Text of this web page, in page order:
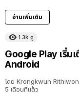
อ่านเพิ่มเติม
1.3k ดู
Google Play เริ่ม
Android
โดย Krongkwun
5 เดือนที่แล้ว